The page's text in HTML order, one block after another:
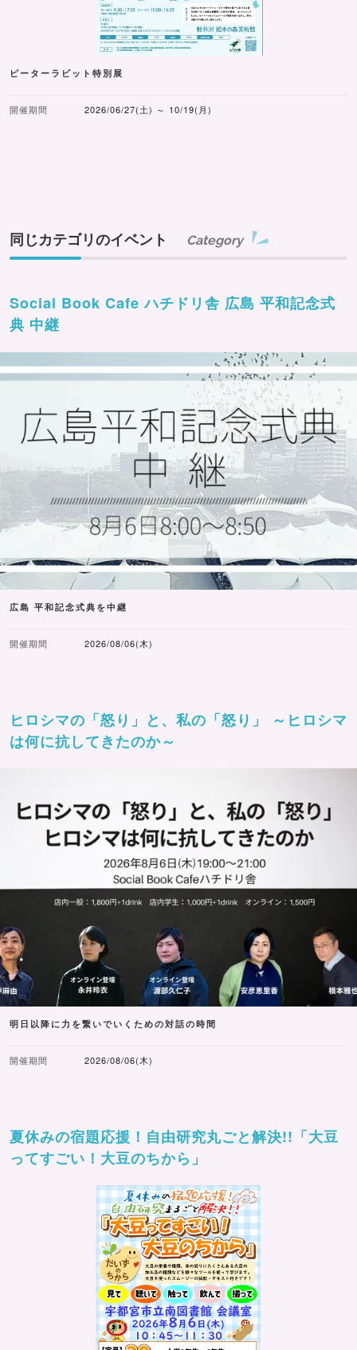
ピーターラビット特別展
開催期間 2026/06/27(土) ～ 10/19(月)
同じカテゴリのイベント Category
Social Book Cafe ハチドリ舎 広島 平和記念式
典 中継
広島 平和記念式典を中継
開催期間 2026/08/06(木)
ヒロシマの「怒り」と、私の「怒り」 ～ヒロシマ
は何に抗してきたのか～
明日以降に力を繋いでいくための対話の時間
開催期間 2026/08/06(木)
夏休みの宿題応援！自由研究丸ごと解決!!「大豆
ってすごい！大豆のちから」